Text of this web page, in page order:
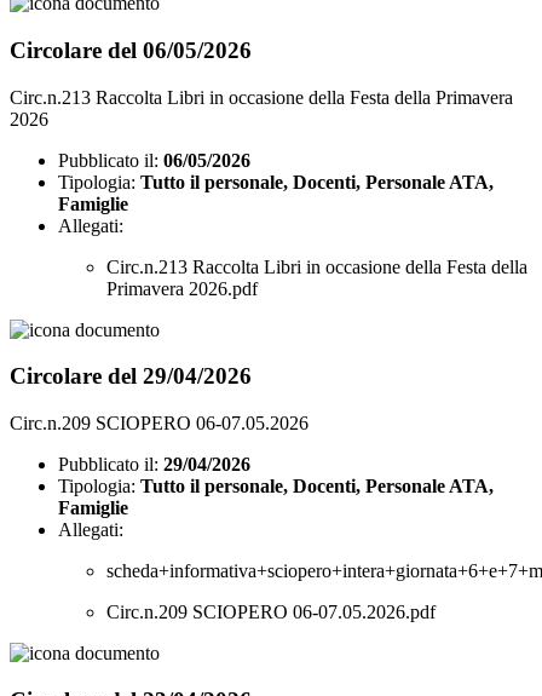
Circolare del 06/05/2026
Circ.n.213 Raccolta Libri in occasione della Festa della Primavera
2026
Pubblicato il: 06/05/2026
Tipologia: Tutto il personale, Docenti, Personale ATA,
Famiglie
Allegati:
Circ.n.213 Raccolta Libri in occasione della Festa della
Primavera 2026.pdf
Circolare del 29/04/2026
Circ.n.209 SCIOPERO 06-07.05.2026
Pubblicato il: 29/04/2026
Tipologia: Tutto il personale, Docenti, Personale ATA,
Famiglie
Allegati:
Circ.n.209 SCIOPERO 06-07.05.2026.pdf